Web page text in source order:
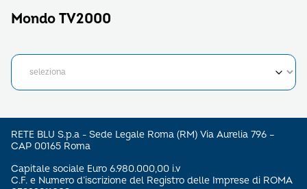
Mondo TV2000
RETE BLU S.p.a - Sede Legale Roma (RM) Via Aurelia 796 –
CAP 00165 Roma
Capitale sociale Euro 6.980.000,00 i.v
C.F. e Numero d’iscrizione del Registro delle Imprese di ROMA